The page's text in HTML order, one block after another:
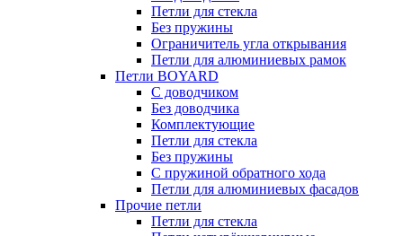
Петли для стекла
Без пружины
Ограничитель угла открывания
Петли для алюминиевых рамок
Петли BOYARD
С доводчиком
Без доводчика
Комплектующие
Петли для стекла
Без пружины
С пружиной обратного хода
Петли для алюминиевых фасадов
Прочие петли
Петли для стекла